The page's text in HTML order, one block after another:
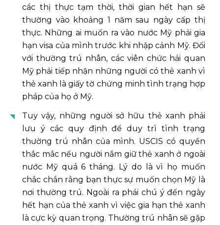
các thị thực tạm thời, thời gian hết hạn sẽ
thường vào khoảng 1 năm sau ngày cấp thị
thực. Những ai muốn ra vào nước Mỹ phải gia
hạn visa của mình trước khi nhập cảnh Mỹ. Đối
với thường trú nhân, các viên chức hải quan
Mỹ phải tiếp nhận những người có thẻ xanh vì
thẻ xanh là giấy tờ chứng minh tình trạng hợp
pháp của họ ở Mỹ.
Tuy vậy, những người sở hữu thẻ xanh phải
lưu ý các quy định để duy trì tình trạng
thường trú nhân của mình. USCIS có quyền
thắc mắc nếu người nắm giữ thẻ xanh ở ngoài
nước Mỹ quá 6 tháng. Lý do là vì họ muốn
chắc chắn rằng bạn thực sự muốn chọn Mỹ là
nơi thường trú. Ngoài ra phải chú ý đến ngày
hết hạn của thẻ xanh vì việc gia hạn thẻ xanh
là cực kỳ quan trọng. Thường trú nhân sẽ gặp